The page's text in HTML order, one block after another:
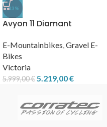
-13%
Avyon 11 Diamant
E-Mountainbikes,Gravel E-
Bikes
Victoria
5.999,00€5.219,00€